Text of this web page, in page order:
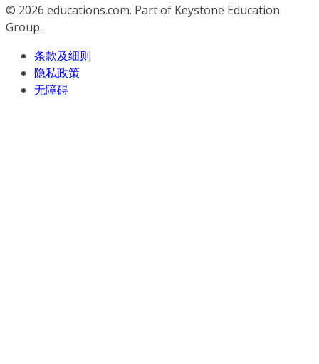
© 2026 educations.com. Part of Keystone Education
Group.
条款及细则
隐私政策
无障碍